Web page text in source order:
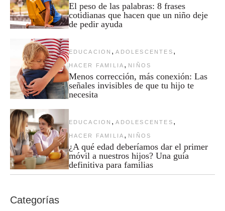
El peso de las palabras: 8 frases
cotidianas que hacen que un niño deje
de pedir ayuda
EDUCACION , ADOLESCENTES ,
HACER FAMILIA , NIÑOS
Menos corrección, más conexión: Las
señales invisibles de que tu hijo te
necesita
EDUCACION , ADOLESCENTES ,
HACER FAMILIA , NIÑOS
¿A qué edad deberíamos dar el primer
móvil a nuestros hijos? Una guía
definitiva para familias
Categorías